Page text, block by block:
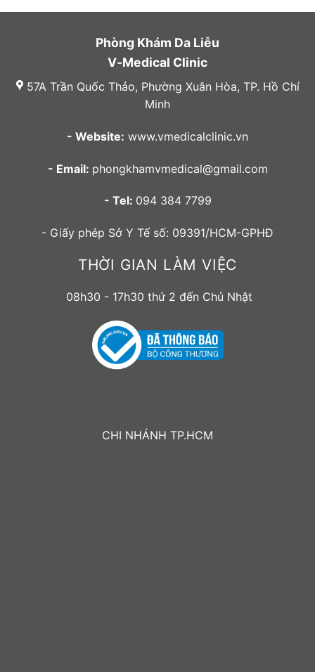
Phòng Khám Da Liễu
V-Medical Clinic
57A Trần Quốc Thảo, Phường Xuân Hòa, TP. Hồ Chí
Minh
- Website: www.vmedicalclinic.vn
- Email: phongkhamvmedical@gmail.com
- Tel: 094 384 7799
- Giấy phép Sở Y Tế số: 09391/HCM-GPHĐ
THỜI GIAN LÀM VIỆC
08h30 - 17h30 thứ 2 đến Chủ Nhật
CHI NHÁNH TP.HCM